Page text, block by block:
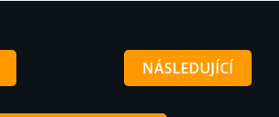
NÁSLEDUJÍCÍ